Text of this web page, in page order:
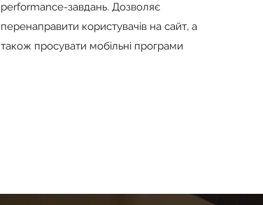
performance-завдань. Дозволяє
перенаправити користувачів на сайт, а
також просувати мобільні програми